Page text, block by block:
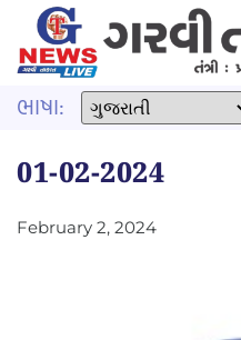
ભાષા:
01-02-2024
February 2, 2024